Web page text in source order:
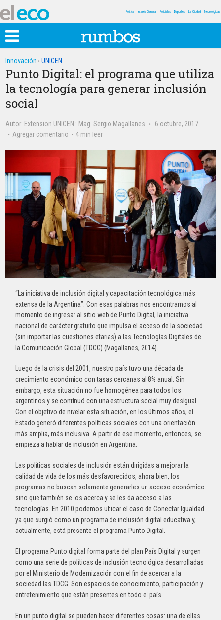
Política Interés General Policiales Deportes La Ciudad Necrológicas
Innovación • UNICEN
Punto Digital: el programa que utiliza
la tecnología para generar inclusión
social
Autor: Extension UNICEN : Mag. Sergio Magallanes
6 octubre, 2017
Agregar comentario
4 min leer
“La iniciativa de inclusión digital y capacitación tecnológica más
extensa de la Argentina”. Con esas palabras nos encontramos al
momento de ingresar al sitio web de Punto Digital, la iniciativa
nacional de carácter gratuito que impulsa el acceso de la sociedad
(sin importar las cuestiones etarias) a las Tecnologías Digitales de
la Comunicación Global (TDCG) (Magallanes, 2014).
Luego de la crisis del 2001, nuestro país tuvo una década de
crecimiento económico con tasas cercanas al 8% anual. Sin
embargo, esta situación no fue homogénea para todos los
argentinos y se continuó con una estructura social muy desigual.
Con el objetivo de nivelar esta situación, en los últimos años, el
Estado generó diferentes políticas sociales con una orientación
más amplia, más inclusiva. A partir de ese momento, entonces, se
empieza a hablar de inclusión en Argentina.
Las políticas sociales de inclusión están dirigidas a mejorar la
calidad de vida de los más desfavorecidos, ahora bien, los
programas no buscan solamente generarles un acceso económico
sino que también se los acerca y se les da acceso a las
tecnologías. En 2010 podemos ubicar el caso de Conectar Igualdad
ya que surgió como un programa de inclusión digital educativa y,
actualmente, está presente el programa Punto Digital.
El programa Punto digital forma parte del plan País Digital y surgen
como una serie de políticas de inclusión tecnológica desarrolladas
por el Ministerio de Modernización con el fin de acercar a la
sociedad las TDCG. Son espacios de conocimiento, participación y
entretenimiento que están presentes en todo el país.
En un punto digital se pueden hacer diferentes cosas: una de ellas